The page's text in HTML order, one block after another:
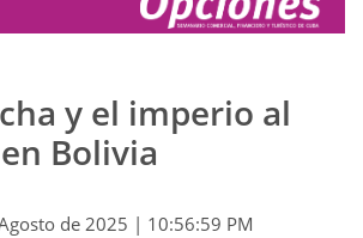
y el imperio al
Bolivia
de 2025 | 10:56:59 PM